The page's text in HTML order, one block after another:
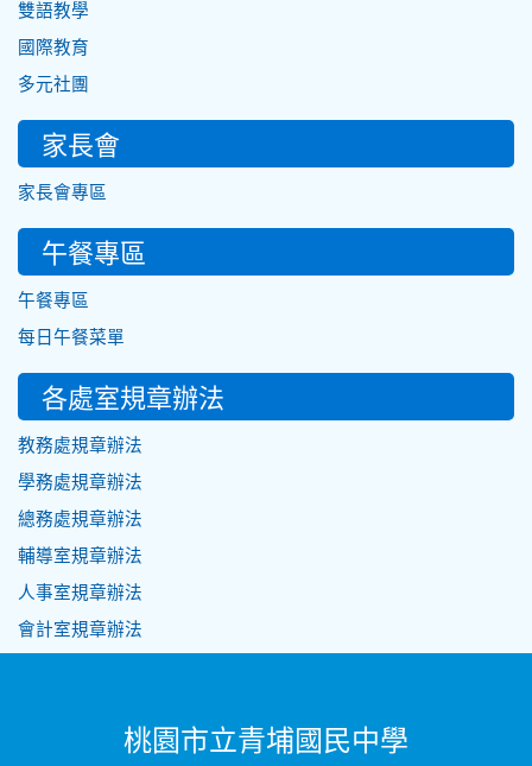
雙語教學
國際教育
多元社團
家長會
家長會專區
午餐專區
午餐專區
每日午餐菜單
各處室規章辦法
教務處規章辦法
學務處規章辦法
總務處規章辦法
輔導室規章辦法
人事室規章辦法
會計室規章辦法
桃園市立青埔國民中學